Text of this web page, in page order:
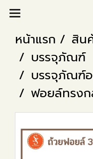
หน้าแรก
สิน
บรรจุภัณฑ์
บรรจุภัณฑ์
ฟอยล์ทรง